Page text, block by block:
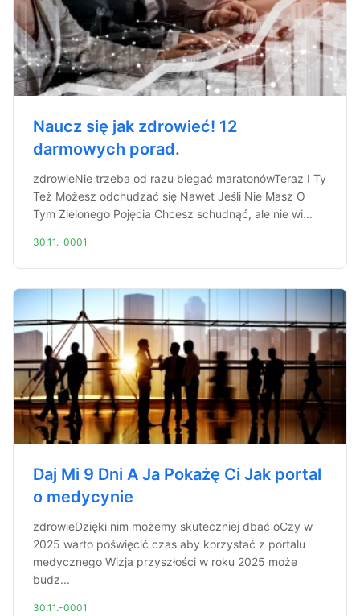
Naucz się jak zdrowieć! 12
darmowych porad.
zdrowieNie trzeba od razu biegać maratonówTeraz I Ty
Też Możesz odchudzać się Nawet Jeśli Nie Masz O
Tym Zielonego Pojęcia Chcesz schudnąć, ale nie wi...
30.11.-0001
Daj Mi 9 Dni A Ja Pokażę Ci Jak portal
o medycynie
zdrowieDzięki nim możemy skuteczniej dbać oCzy w
2025 warto poświęcić czas aby korzystać z portalu
medycznego Wizja przyszłości w roku 2025 może
budz...
30.11.-0001